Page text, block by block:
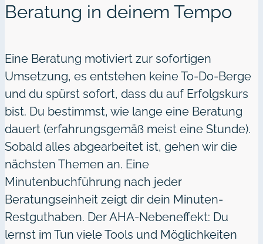
Beratung in deinem Tempo
Eine Beratung motiviert zur sofortigen
Umsetzung, es entstehen keine To-Do-Berge
und du spürst sofort, dass du auf Erfolgskurs
bist. Du bestimmst, wie lange eine Beratung
dauert (erfahrungsgemäß meist eine Stunde).
Sobald alles abgearbeitet ist, gehen wir die
nächsten Themen an. Eine
Minutenbuchführung nach jeder
Beratungseinheit zeigt dir dein Minuten-
Restguthaben. Der AHA-Nebeneffekt: Du
lernst im Tun viele Tools und Möglichkeiten